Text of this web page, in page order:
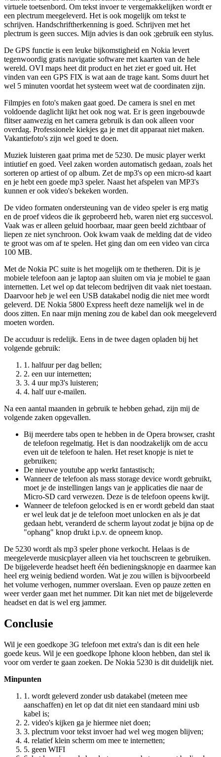
virtuele toetsenbord. Om tekst invoer te vergemakkelijken wordt er
een plectrum meegeleverd. Het is ook mogelijk om tekst te
schrijven. Handschriftherkenning is goed. Schrijven met het
plectrum is geen succes. Mijn advies is dan ook ;gebruik een stylus.
De GPS functie is een leuke bijkomstigheid en Nokia levert
tegenwoordig gratis navigatie software met kaarten van de hele
wereld. OVI maps heet dit product en het ziet er goed uit. Het
vinden van een GPS FIX is wat aan de trage kant. Soms duurt het
wel 5 minuten voordat het systeem weet wat de coordinaten zijn.
Filmpjes en foto's maken gaat goed. De camera is snel en met
voldoende daglicht lijkt het ook nog wat. Er is geen ingebouwde
flitser aanwezig en het camera gebruik is dan ook alleen voor
overdag. Professionele kiekjes ga je met dit apparaat niet maken.
Vakantiefoto's zijn wel goed te doen.
Muziek luisteren gaat prima met de 5230. De music player werkt
intiutief en goed. Veel zaken worden automatisch gedaan, zoals het
sorteren op artiest of op album. Zet de mp3's op een micro-sd kaart
en je hebt een goede mp3 speler. Naast het afspelen van MP3's
kunnen er ook video's bekeken worden.
De video formaten ondersteuning van de video speler is erg matig
en de proef videos die ik geprobeerd heb, waren niet erg succesvol.
Vaak was er alleen geluid hoorbaar, maar geen beeld zichtbaar of
liepen ze niet synchroon. Ook kwam vaak de melding dat de video
te groot was om af te spelen. Het ging dan om een video van circa
100 MB.
Met de Nokia PC suite is het mogelijk om te thetheren. Dit is je
mobiele telefoon aan je laptop aan sluiten om via je mobiel te gaan
internetten. Let wel op dat telecom bedrijven dit vaak niet toestaan.
Daarvoor heb je wel een USB datakabel nodig die niet mee wordt
geleverd. DE Nokia 5800 Express heeft deze namelijk wel in de
doos zitten. En naar mijn mening zou de kabel dan ook meegeleverd
moeten worden.
De accuduur is redelijk. Eens in de twee dagen opladen bij het
volgende gebruik:
1. halfuur per dag bellen;
2. een uur internetten;
3. 4 uur mp3's luisteren;
4. half uur e-mailen.
Na een aantal maanden in gebruik te hebben gehad, zijn mij de
volgende zaken opgevallen.
Bij meerdere tabs open te hebben in de Opera browser, crasht
de telefoon regelmatig. Het is dan noodzakelijk om de accu
even uit de telefoon te halen. Het reset knopje is niet te
gebruiken;
De nieuwe youtube app werkt fantastisch;
Wanneer de telefoon als mass storage device wordt gebruikt,
moet je de instellingen langs van je applicaties die naar de
Micro-SD card verwezen. Deze is de telefoon opeens kwijt.
Wanneer de telefoon gelocked is en er wordt gebeld dan staat
er wel leuk dat je de telefoon moet unlocken en als je dat
gedaan hebt, veranderd de scherm layout zodat je bijna op de
"ophang" knop drukt i.p.v. de opneem knop.
De 5230 wordt als mp3 speler phone verkocht. Helaas is de
meegeleverde musicplayer alleen via het touchscreen te gebruiken.
De bijgeleverde headset heeft één bedieningsknopje en daarmee kan
heel erg weinig bediend worden. Wat je zou willen is bijvoorbeeld
het volume verhogen, nummer overslaan. Even op pauze zetten en
weer verder gaan met het nummer. Dit kan niet met de bijgeleverde
headset en dat is wel erg jammer.
Conclusie
Wil je een goedkope 3G telefoon met extra's dan is dit een hele
goede keus. Wil je een goedkope Iphone kloon hebben, dan stel ik
voor om verder te gaan zoeken. De Nokia 5230 is dit duidelijk niet.
Minpunten
1. wordt geleverd zonder usb datakabel (meteen mee
aanschaffen) en let op dat dit niet een standaard mini usb
kabel is;
2. video's kijken ga je hiermee niet doen;
3. plectrum voor tekst invoer had wel weg mogen blijven;
4. relatief klein scherm om mee te internetten;
5. geen WIFI